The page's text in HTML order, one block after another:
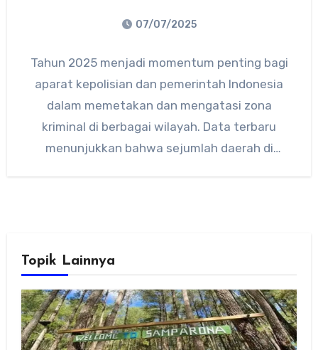
07/07/2025
Comments
Tahun 2025 menjadi momentum penting bagi
aparat kepolisian dan pemerintah Indonesia
dalam memetakan dan mengatasi zona
kriminal di berbagai wilayah. Data terbaru
menunjukkan bahwa sejumlah daerah di
Topik Lainnya